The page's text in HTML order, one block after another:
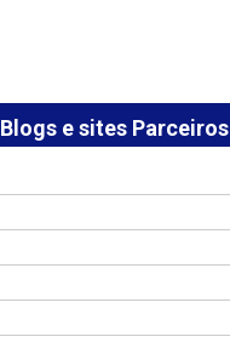
Blogs e sites Parceiros